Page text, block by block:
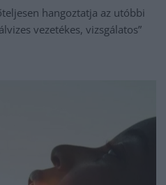
hangoztatja az utóbbi
vezetékes, vizsgálatos”